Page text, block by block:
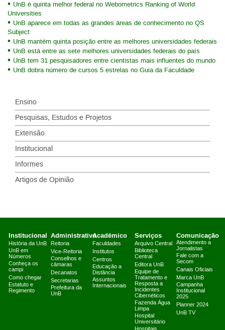
UnB é quinta melhor federal no Webometrics Ranking of World
Universities
UnB aparece em todas as grandes áreas de conhecimento no QS
Subject
UnB mantém quinta posição entre as melhores universidades federais
UnB está entre as sete melhores universidades federais do país
UnB tem 31 pesquisadores entre cientistas mais influentes do mundo
UnB dobra número de cursos 5 estrelas no Guia da Faculdade
Ensino
Pesquisas, Estudos e Projetos
Extensão
Institucional
Informes
Artigos de Opinião
Institucional
História da UnB
UnB em
Números
Conheça os
campi
Como chegar
Estatuto e
Regimento
Administrativo
Reitoria
Vice-Reitoria
Conselhos e
câmaras
Decanatos
Secretarias
Prefeitura da
UnB
Acadêmico
Faculdades
Institutos
Centros
Educação a
Distância
Assuntos
Internacionais
Serviços
Arquivo Central
Biblioteca
Central
Editora UnB
Equipe de
Tratamento e
Resposta a
Incidentes
Cibernéticos
Fazenda Água
Limpa
Hospital
Universitário
Comunicação
Atendimento a
Jornalistas
Fale com a
Secom
Canais Oficiais
Marca UnB
Campanha
Institucional
2025
Planner 2024
UnB TV